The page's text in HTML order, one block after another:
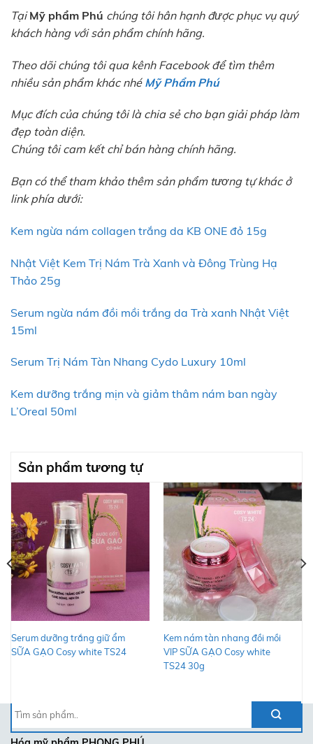
TạiMỹ phẩm Phú chúng tôi hân hạnh được phục vụ quý
khách hàng với sản phẩm chính hãng.
Theo dõi chúng tôi qua kênh Facebook để tìm thêm
nhiều sản phẩm khác nhé Mỹ Phẩm Phú
Mục đích của chúng tôi là chia sẻ cho bạn giải pháp làm
đẹp toàn diện.
Chúng tôi cam kết chỉ bán hàng chính hãng.
Bạn có thể tham khảo thêm sản phẩm tương tự khác ở
link phía dưới:
Kem ngừa nám collagen trắng da KB ONE đỏ 15g
Nhật Việt Kem Trị Nám Trà Xanh và Đông Trùng Hạ
Thảo 25g
Serum ngừa nám đồi mồi trắng da Trà xanh Nhật Việt
15ml
Serum Trị Nám Tàn Nhang Cydo Luxury 10ml
Kem dưỡng trắng mịn và giảm thâm nám ban ngày
L’Oreal 50ml
Sản phẩm tương tự
Serum dưỡng trắng giữ ẩm
SỮA GẠO Cosy white TS24
Kem nám tàn nhang đồi mồi
VIP SỮA GẠO Cosy white
TS24 30g
Tìm
kiếm: